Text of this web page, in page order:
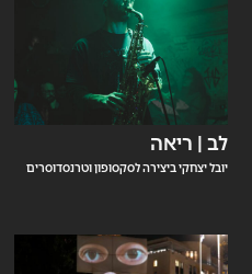
לב | ריאה
יובל יצחקי ביצירה לסקסופון וטרנסדוסרים